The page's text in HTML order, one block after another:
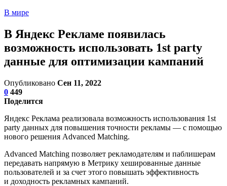
В мире
В Яндекс Рекламе появилась
возможность использовать 1st party
данные для оптимизации кампаний
Опубликовано Сен 11, 2022
0 449
Поделится
Яндекс Реклама реализовала возможность использования 1st
party данных для повышения точности рекламы — с помощью
нового решения Advanced Matching.
Advanced Matching позволяет рекламодателям и паблишерам
передавать напрямую в Метрику хешированные данные
пользователей и за счет этого повышать эффективность
и доходность рекламных кампаний.